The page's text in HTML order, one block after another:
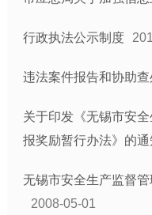
行政执法公示制度
违法案件报告和协助
关于印发《无锡市安
报奖励暂行办法》的通
无锡市安全生产监督
2008-05-01